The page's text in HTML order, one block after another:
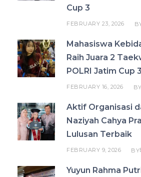
Cup 3
FEBRUARY 23, 2026
Mahasiswa
Raih Juara 2
POLRI Jatim Cup 3
FEBRUARY 16, 2026 BY
Aktif Organisasi
Naziyah Cahya
Lulusan Terbaik
FEBRUARY 9, 2026 BY
Yuyun Rahma